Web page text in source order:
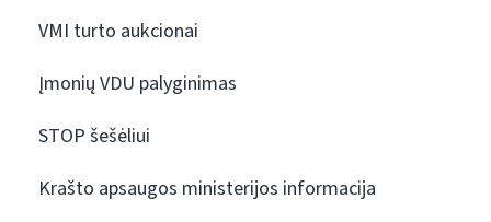
VMI turto aukcionai
Įmonių VDU palyginimas
STOP šešėliui
Krašto apsaugos ministerijos informacija